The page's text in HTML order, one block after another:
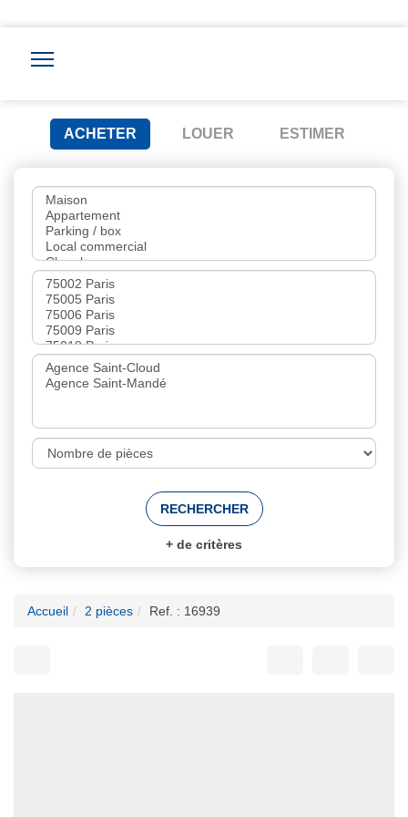
ACHETER LOUER ESTIMER
+ de critères
Accueil 2 pièces Ref. : 16939